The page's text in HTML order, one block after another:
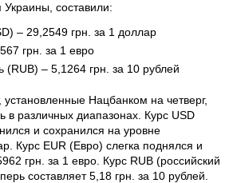
составили:
– 29,2549 грн. за 1 доллар
грн. за 1 евро
(RUB) – 5,1264 грн. за 10 рублей
Нацбанком на четверг,
в различных диапазонах. Курс USD
и сохранился на уровне
Курс EUR (Евро) слегка поднялся и
грн. за 1 евро. Курс RUB (российский
составляет 5,18 грн. за 10 рублей.